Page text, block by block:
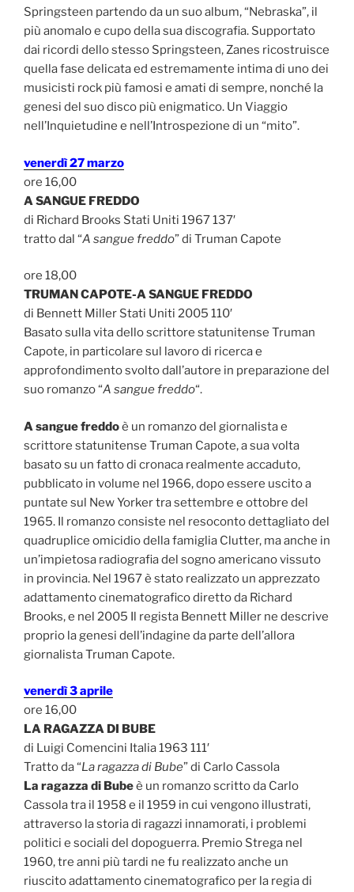
Springsteen partendo da un suo album, “Nebraska”, il
più anomalo e cupo della sua discografia. Supportato
dai ricordi dello stesso Springsteen, Zanes ricostruisce
quella fase delicata ed estremamente intima di uno dei
musicisti rock più famosi e amati di sempre, nonché la
genesi del suo disco più enigmatico. Un Viaggio
nell’Inquietudine e nell’Introspezione di un “mito”.
venerdì 27 marzo
ore 16,00
A SANGUE FREDDO
di Richard Brooks Stati Uniti 1967 137′
tratto dal “A sangue freddo” di Truman Capote
ore 18,00
TRUMAN CAPOTE-A SANGUE FREDDO
di Bennett Miller Stati Uniti 2005 110′
Basato sulla vita dello scrittore statunitense Truman
Capote, in particolare sul lavoro di ricerca e
approfondimento svolto dall’autore in preparazione del
suo romanzo “A sangue freddo“.
A sangue freddoè un romanzo del giornalista e
scrittore statunitense Truman Capote, a sua volta
basato su un fatto di cronaca realmente accaduto,
pubblicato in volume nel 1966, dopo essere uscito a
puntate sul New Yorker tra settembre e ottobre del
1965. Il romanzo consiste nel resoconto dettagliato del
quadruplice omicidio della famiglia Clutter, ma anche in
un’impietosa radiografia del sogno americano vissuto
in provincia. Nel 1967 è stato realizzato un apprezzato
adattamento cinematografico diretto da Richard
Brooks, e nel 2005 Il regista Bennett Miller ne descrive
proprio la genesi dell’indagine da parte dell’allora
giornalista Truman Capote.
venerdì 3 aprile
ore 16,00
LA RAGAZZA DI BUBE
di Luigi Comencini Italia 1963 111′
Tratto da “La ragazza di Bube” di Carlo Cassola
La ragazza di Bubeè un romanzo scritto da Carlo
Cassola tra il 1958 e il 1959 in cui vengono illustrati,
attraverso la storia di ragazzi innamorati, i problemi
politici e sociali del dopoguerra. Premio Strega nel
1960, tre anni più tardi ne fu realizzato anche un
riuscito adattamento cinematografico per la regia di